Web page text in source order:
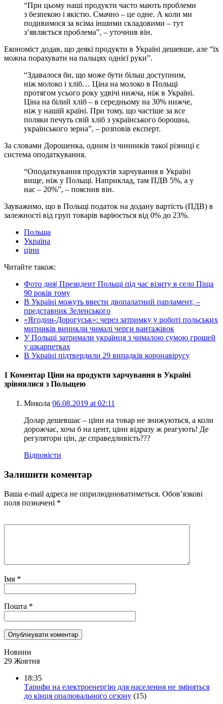
“При цьому наші продукти часто мають проблеми
з безпекою і якістю. Смачно – це одне. А коли ми
подивимося за всіма іншими складовими – тут
з’являється проблема”, – уточнив він.
Економіст додав, що деякі продукти в Україні дешевше, але “їх
можна порахувати на пальцях однієї руки”.
“Здавалося би, що може бути більш доступним,
ніж молоко і хліб… Ціна на молоко в Польщі
протягом усього року удвічі нижча, ніж в Україні.
Ціна на білий хліб – в середньому на 30% нижче,
ніж у нашій країні. При тому, що частіше за все
поляки печуть свій хліб з українського борошна,
українського зерна”, – розповів експерт.
За словами Дорошенка, одним із чинників такої різниці є
система оподаткування.
“Оподаткування продуктів харчування в Україні
вище, ніж у Польщі. Наприклад, там ПДВ 5%, а у
нас – 20%”, – пояснив він.
Зауважимо, що в Польщі податок на додану вартість (ПДВ) в
залежності від груп товарів варіюється від 0% до 23%.
Польща
Україна
ціни
Читайте також:
Фото дня| Президент Польщі під час візиту в село Піща
90 років тому
В Україні можуть ввести двопалатний парламент, –
представник Зеленського
«Ягодин-Дорогуськ»: через затримку у роботі польських
митників виникли чималі черги вантажівок
У Польщі затримали українця з чималою сумою грошей
у шкарпетках
В Україні підтвердили 29 випадків коронавірусу
1 Коментар Ціни на продукти харчування в Україні
зрівнялися з Польщею
Микола 06.08.2019 at 02:11
Долар дешевшає – ціни на товар не знижуються, а коли
дорожчає, хоча б на цент, ціни відразу ж реагують! Де
регулятори цін, де справедливість???
Відповісти
Залишити коментар
Ваша e-mail адреса не оприлюднюватиметься. Обов’язкові
поля позначені *
Імя *
Пошта *
Новини
29 Жовтня
18:35
Тарифи на електроенергію для населення не зміняться
до кінця опалювального сезону (15)